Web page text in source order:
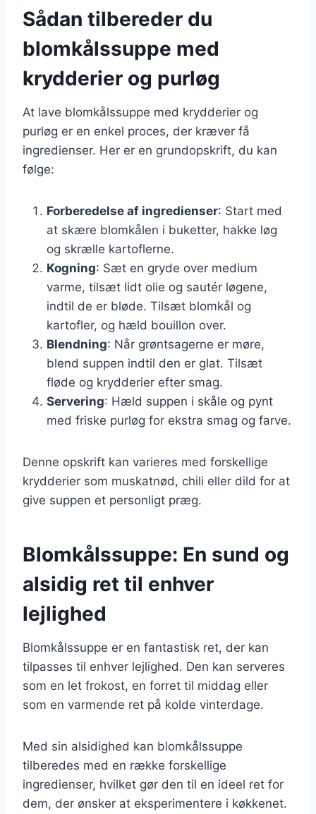
Sådan tilbereder du
blomkålssuppe med
krydderier og purløg
At lave blomkålssuppe med krydderier og
purløg er en enkel proces, der kræver få
ingredienser. Her er en grundopskrift, du kan
følge:
Forberedelse af ingredienser: Start med
at skære blomkålen i buketter, hakke løg
og skrælle kartoflerne.
Kogning: Sæt en gryde over medium
varme, tilsæt lidt olie og sautér løgene,
indtil de er bløde. Tilsæt blomkål og
kartofler, og hæld bouillon over.
Blendning: Når grøntsagerne er møre,
blend suppen indtil den er glat. Tilsæt
fløde og krydderier efter smag.
Servering: Hæld suppen i skåle og pynt
med friske purløg for ekstra smag og farve.
Denne opskrift kan varieres med forskellige
krydderier som muskatnød, chili eller dild for at
give suppen et personligt præg.
Blomkålssuppe: En sund og
alsidig ret til enhver
lejlighed
Blomkålssuppe er en fantastisk ret, der kan
tilpasses til enhver lejlighed. Den kan serveres
som en let frokost, en forret til middag eller
som en varmende ret på kolde vinterdage.
Med sin alsidighed kan blomkålssuppe
tilberedes med en række forskellige
ingredienser, hvilket gør den til en ideel ret for
dem, der ønsker at eksperimentere i køkkenet.